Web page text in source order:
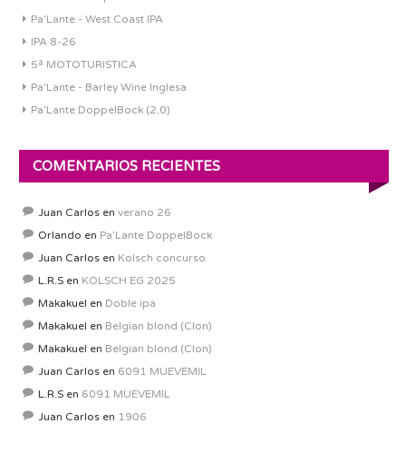
Pa'Lante - West Coast IPA
IPA 8-26
5ª MOTOTURISTICA
Pa'Lante - Barley Wine Inglesa
Pa’Lante DoppelBock (2.0)
COMENTARIOS RECIENTES
Juan Carlos en verano 26
Orlando en Pa’Lante DoppelBock
Juan Carlos en Kolsch concurso
L.R.S en KOLSCH EG 2025
Makakuel en Doble ipa
Makakuel en Belgian blond (Clon)
Makakuel en Belgian blond (Clon)
Juan Carlos en 6091 MUEVEMIL
L.R.S en 6091 MUEVEMIL
Juan Carlos en 1906